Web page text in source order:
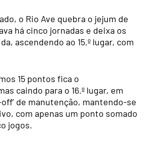
o Rio Ave quebra o jejum de
há cinco jornadas e deixa os
ascendendo ao 15.º lugar, com
15 pontos fica o
caindo para o 16.º lugar, em
off’ de manutenção, mantendo-se
com apenas um ponto somado
jogos.